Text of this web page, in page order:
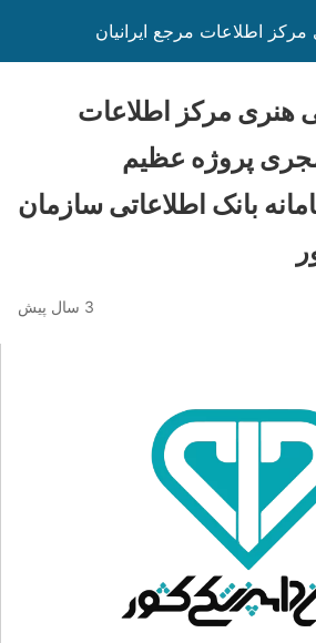
اطلاعات مرجع ایرانیان
مرکز اطلاعات
پروژه عظیم
بانک اطلاعاتی سازمان
3 سال پیش